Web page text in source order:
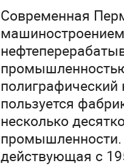
Современная
полиграфический
пользуется
несколько
действующая с